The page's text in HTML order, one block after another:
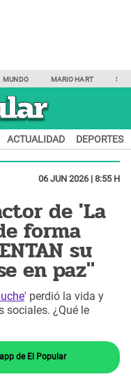
MUNDO MARIO HART
ACTUALIDAD DEPORTES
06 JUN 2026 | 8:55 H
de 'La
forma
su
en paz"
' perdió la vida y
sociales. ¿Qué le
de El Popular